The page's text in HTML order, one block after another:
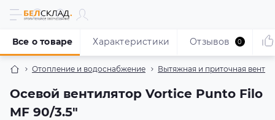
Отопление и водоснабжение Вытяжная и приточная
Осевой вентилятор Vortice Punto Filo
MF 90/3.5"
Все о товаре Характеристики Отзывов 0